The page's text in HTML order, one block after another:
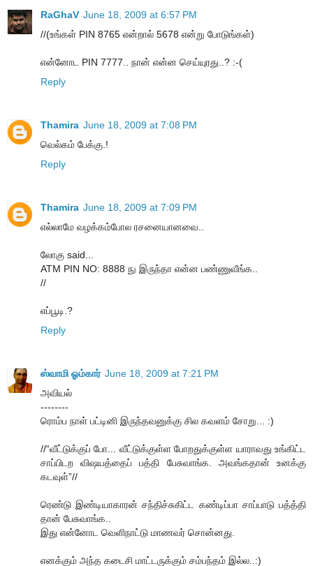
RaGhaV June 18, 2009 at 6:57 PM
//(உங்கள் PIN 8765 என்றால் 5678 என்று போடுங்கள்)
என்னோட PIN 7777.. நான் என்ன செய்யுரது..? :-(
Reply
Thamira June 18, 2009 at 7:08 PM
வெல்கம் பேக்கு.!
Reply
Thamira June 18, 2009 at 7:09 PM
எல்லாமே வழக்கம்போல ரசனையானவை..
லோகு said...
ATM PIN NO: 8888 நு இருந்தா என்ன பண்ணுவீங்க..
//
எப்பூடி.?
Reply
ஸ்வாமி ஓம்கார் June 18, 2009 at 7:21 PM
அவியல்
--------
ரொம்ப நாள் பட்டினி இருந்தவனுக்கு சில கவளம் சோறு... :)
//“வீட்டுக்குப் போ... வீட்டுக்குள்ள போறதுக்குள்ள யாராவது உங்கிட்ட
சாப்பிடற விஷயத்தைப் பத்தி பேசுவாங்க. அவங்கதான் உனக்கு
கடவுள்”//
ரெண்டு இண்டியாகாரன் சந்திச்சுகிட்ட கண்டிப்பா சாப்பாடு பத்த்தி
தான் பேசுவாங்க..
இது என்னோட வெளிநாட்டு மாணவர் சொன்னது.
எனக்கும் அந்த கடைசி மாட்டருக்கும் சம்பந்தம் இல்ல..:)